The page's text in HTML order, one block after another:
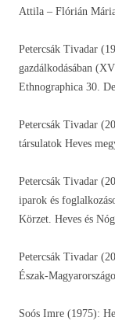
Attila – Flórián
Petercsák Tivadar
gazdálkodásában
Ethnographica 30.
Petercsák Tivadar
társulatok Heves
Petercsák Tivadar
iparok és
Körzet. Heves és
Petercsák Tivadar
Észak-
Soós Imre (1975):